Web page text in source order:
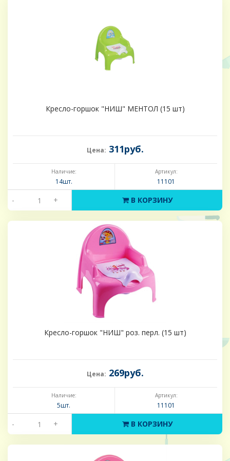
Кресло-горшок "НИШ" МЕНТОЛ (15 шт)
Цена: 311руб.
Наличие:
14шт.
Артикул:
11101
- + В КОРЗИНУ
Кресло-горшок "НИШ" роз. перл. (15 шт)
Цена: 269руб.
Наличие:
5шт.
Артикул:
11101
- + В КОРЗИНУ